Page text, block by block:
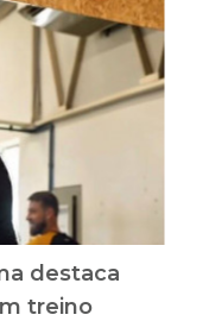
destaca
treino